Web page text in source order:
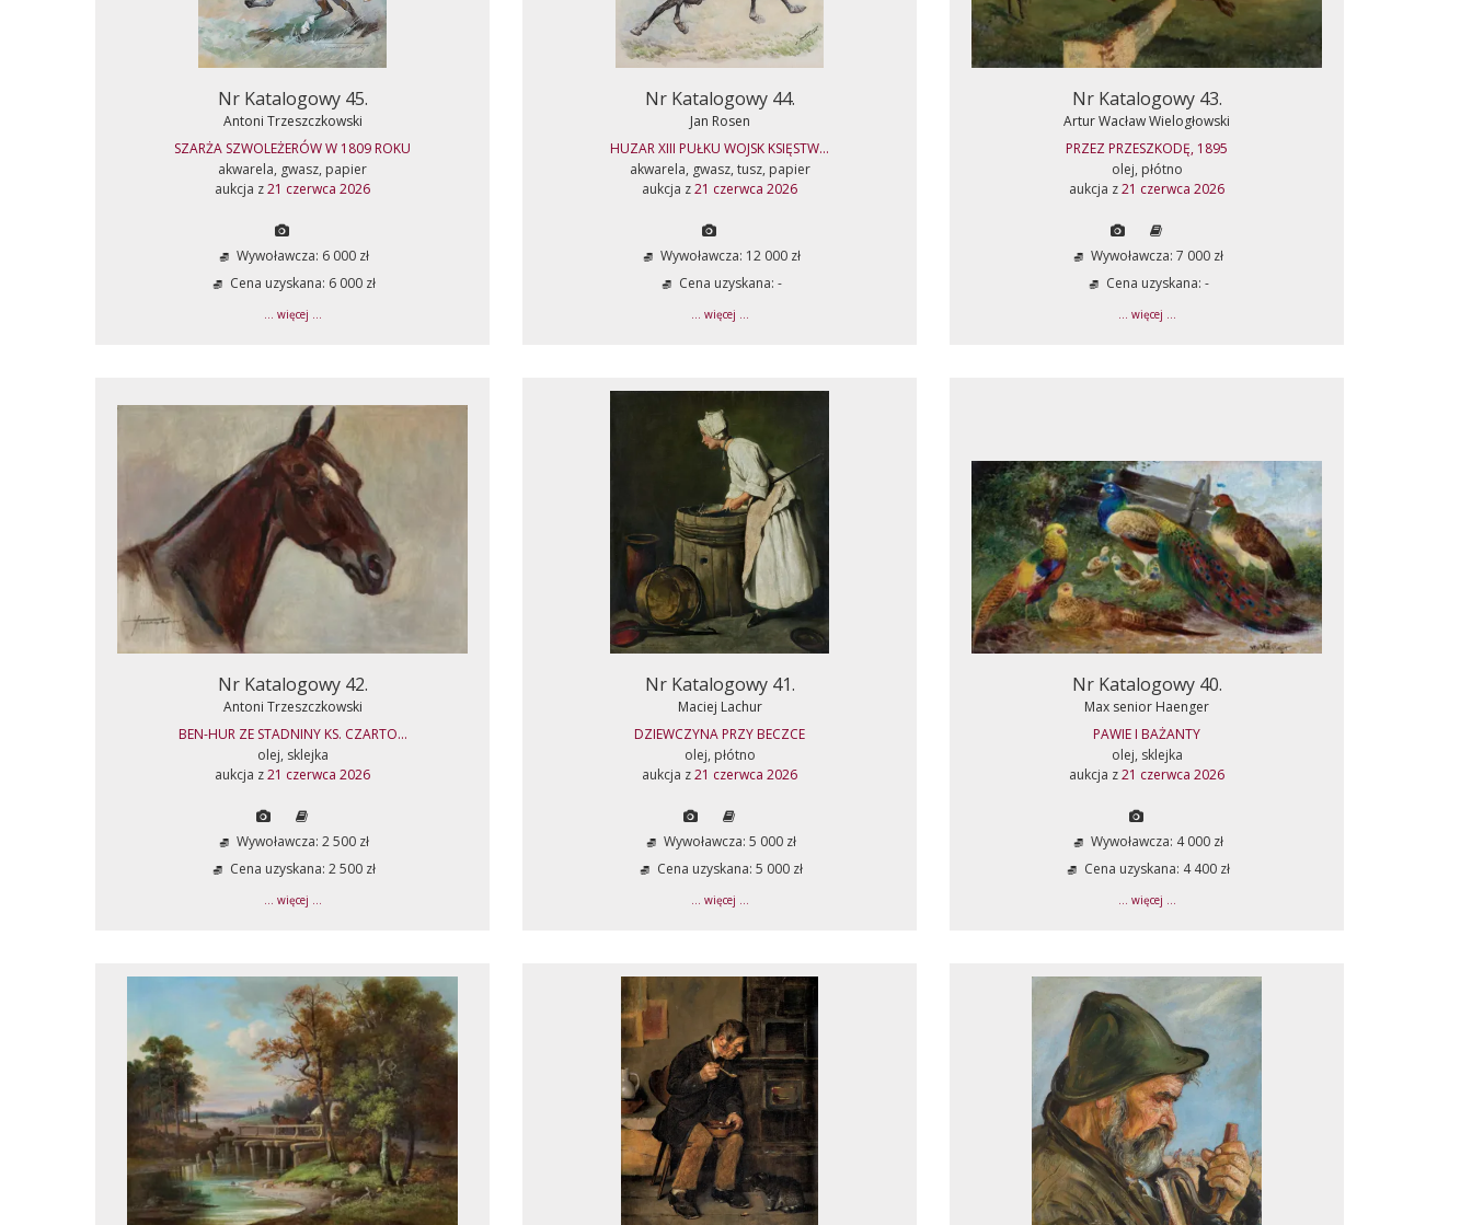
Nr Katalogowy 45.
Antoni Trzeszczkowski
SZARŻA SZWOLEŻERÓW W 1809 ROKU
akwarela, gwasz, papier
aukcja z21 czerwca 2026
Wywoławcza: 6 000 zł
Cena uzyskana: 6 000 zł
... więcej ...
Nr Katalogowy 44.
Jan Rosen
HUZAR XIII PUŁKU WOJSK KSIĘSTW...
akwarela, gwasz, tusz, papier
aukcja z21 czerwca 2026
Wywoławcza: 12 000 zł
Cena uzyskana: -
... więcej ...
Nr Katalogowy 43.
Artur Wacław Wielogłowski
PRZEZ PRZESZKODĘ, 1895
olej, płótno
aukcja z21 czerwca 2026
Wywoławcza: 7 000 zł
Cena uzyskana: -
... więcej ...
Nr Katalogowy 42.
Antoni Trzeszczkowski
BEN-HUR ZE STADNINY KS. CZARTO...
olej, sklejka
aukcja z21 czerwca 2026
Wywoławcza: 2 500 zł
Cena uzyskana: 2 500 zł
... więcej ...
Nr Katalogowy 41.
Maciej Lachur
DZIEWCZYNA PRZY BECZCE
olej, płótno
aukcja z21 czerwca 2026
Wywoławcza: 5 000 zł
Cena uzyskana: 5 000 zł
... więcej ...
Nr Katalogowy 40.
Max senior Haenger
PAWIE I BAŻANTY
olej, sklejka
aukcja z21 czerwca 2026
Wywoławcza: 4 000 zł
Cena uzyskana: 4 400 zł
... więcej ...